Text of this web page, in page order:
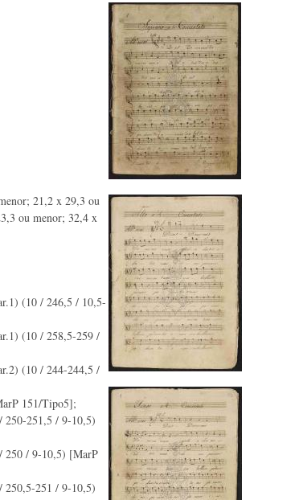
21,2 x 29,3 ou
ou menor; 32,4 x
(10 / 246,5 / 10,5-
(10 / 258,5-259 /
(10 / 244-244,5 /
151/Tipo5];
250-251,5 / 9-10,5)
250 / 9-10,5) [MarP
250,5-251 / 9-10,5)